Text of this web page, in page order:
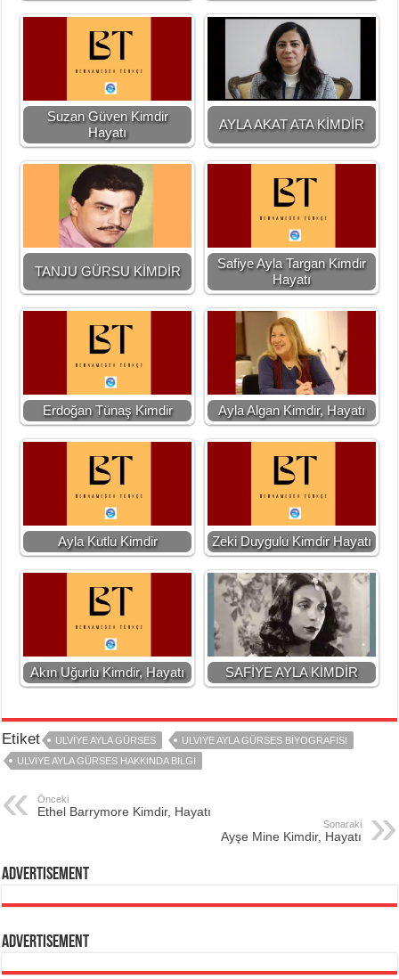
Suzan Güven Kimdir
Hayatı
AYLA AKAT ATA KİMDİR
TANJU GÜRSU KİMDİR
Safiye Ayla Targan Kimdir
Hayatı
Erdoğan Tünaş Kimdir Ayla Algan Kimdir, Hayatı
Ayla Kutlu Kimdir Zeki Duygulu Kimdir Hayatı
Akın Uğurlu Kimdir, Hayatı SAFİYE AYLA KİMDİR
Etiket ULVIYE AYLA GÜRSES
ULVIYE AYLA GÜRSES BIYOGRAFISI
ULVIYE AYLA GÜRSES HAKKINDA BILGI
Önceki
Ethel Barrymore Kimdir, Hayatı
Sonaraki
Ayşe Mine Kimdir, Hayatı
Advertisement
Advertisement